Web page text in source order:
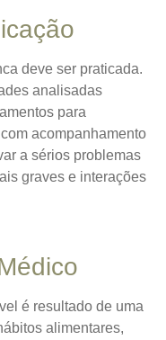
deve ser praticada.
analisadas
para
acompanhamento
a sérios problemas
graves e interações
é resultado de uma
alimentares,